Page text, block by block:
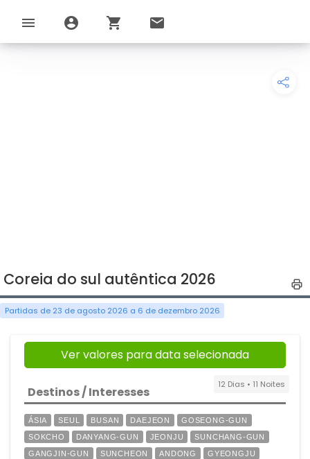
menu account_circle shopping_cart email
Coreia do sul autêntica 2026
Partidas de 23 de agosto 2026 a 6 de dezembro 2026
Ver valores para data selecionada
12 Dias • 11 Noites
Destinos / Interesses
ÁSIA SEUL BUSAN DAEJEON
GOSEONG-GUN
SOKCHO
DANYANG-GUN JEONJU
SUNCHANG-GUN
GANGJIN-GUN
SUNCHEON ANDONG
GYEONGJU